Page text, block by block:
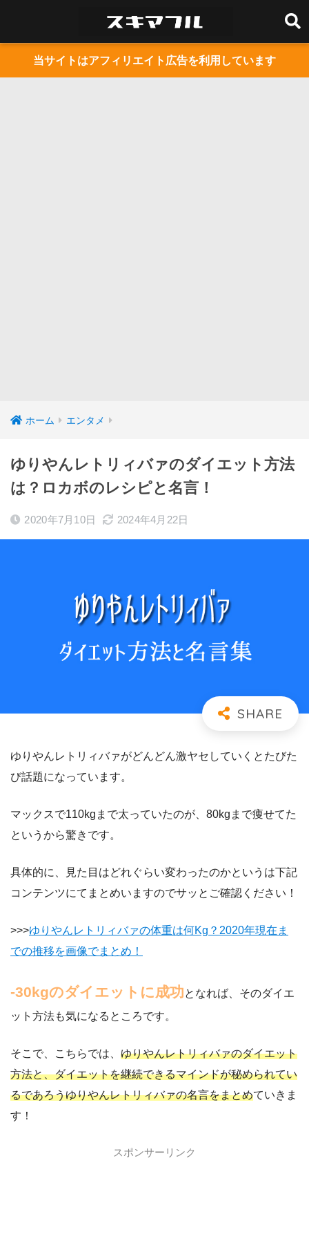
当サイトはアフィリエイト広告を利用しています
ホーム エンタメ
ゆりやんレトリィバァのダイエット方法
は？ロカボのレシピと名言！
2020年7月10日 2024年4月22日
ゆりやんレトリィバァがどんどん激ヤセしていくとたびた
び話題になっています。
マックスで110kgまで太っていたのが、80kgまで痩せてた
というから驚きです。
具体的に、見た目はどれぐらい変わったのかというは下記
コンテンツにてまとめいますのでサッとご確認ください！
>>>ゆりやんレトリィバァの体重は何Kg？2020年現在ま
での推移を画像でまとめ！
-30kgのダイエットに成功となれば、そのダイエ
ット方法も気になるところです。
そこで、こちらでは、 ゆりやんレトリィバァのダイエット
方法と、ダイエットを継続できるマインドが秘められてい
るであろうゆりやんレトリィバァの名言をまとめていきま
す！
スポンサーリンク